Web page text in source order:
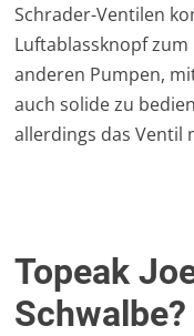
Schrader-Ventilen
Luftablassknopf
anderen Pumpen,
auch solide zu
allerdings das Ventil
Topeak
Schwalbe?